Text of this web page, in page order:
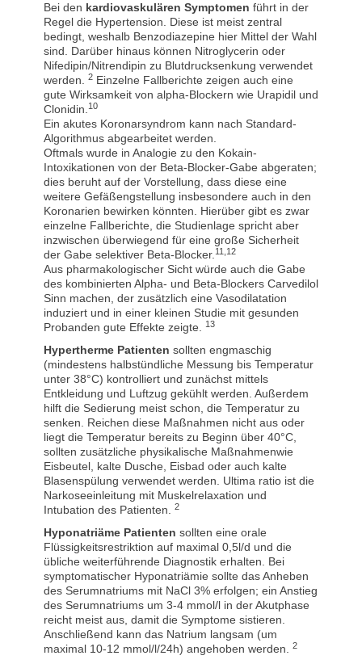
Bei den kardiovaskulären Symptomen führt in der
Regel die Hypertension. Diese ist meist zentral
bedingt, weshalb Benzodiazepine hier Mittel der Wahl
sind. Darüber hinaus können Nitroglycerin oder
Nifedipin/Nitrendipin zu Blutdrucksenkung verwendet
werden. 2 Einzelne Fallberichte zeigen auch eine
gute Wirksamkeit von alpha-Blockern wie Urapidil und
Clonidin.10
Ein akutes Koronarsyndrom kann nach Standard-
Algorithmus abgearbeitet werden.
Oftmals wurde in Analogie zu den Kokain-
Intoxikationen von der Beta-Blocker-Gabe abgeraten;
dies beruht auf der Vorstellung, dass diese eine
weitere Gefäßengstellung insbesondere auch in den
Koronarien bewirken könnten. Hierüber gibt es zwar
einzelne Fallberichte, die Studienlage spricht aber
inzwischen überwiegend für eine große Sicherheit
der Gabe selektiver Beta-Blocker.11,12
Aus pharmakologischer Sicht würde auch die Gabe
des kombinierten Alpha- und Beta-Blockers Carvedilol
Sinn machen, der zusätzlich eine Vasodilatation
induziert und in einer kleinen Studie mit gesunden
Probanden gute Effekte zeigte. 13
Hypertherme Patienten sollten engmaschig
(mindestens halbstündliche Messung bis Temperatur
unter 38°C) kontrolliert und zunächst mittels
Entkleidung und Luftzug gekühlt werden. Außerdem
hilft die Sedierung meist schon, die Temperatur zu
senken. Reichen diese Maßnahmen nicht aus oder
liegt die Temperatur bereits zu Beginn über 40°C,
sollten zusätzliche physikalische Maßnahmenwie
Eisbeutel, kalte Dusche, Eisbad oder auch kalte
Blasenspülung verwendet werden. Ultima ratio ist die
Narkoseeinleitung mit Muskelrelaxation und
Intubation des Patienten. 2
Hyponatriäme Patienten sollten eine orale
Flüssigkeitsrestriktion auf maximal 0,5l/d und die
übliche weiterführende Diagnostik erhalten. Bei
symptomatischer Hyponatriämie sollte das Anheben
des Serumnatriums mit NaCl 3% erfolgen; ein Anstieg
des Serumnatriums um 3-4 mmol/l in der Akutphase
reicht meist aus, damit die Symptome sistieren.
Anschließend kann das Natrium langsam (um
maximal 10-12 mmol/l/24h) angehoben werden. 2